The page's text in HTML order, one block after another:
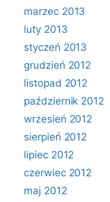
marzec 2013
luty 2013
styczeń 2013
grudzień 2012
listopad 2012
październik 2012
wrzesień 2012
sierpień 2012
lipiec 2012
czerwiec 2012
maj 2012